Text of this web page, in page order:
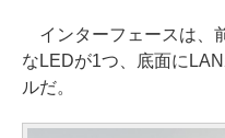
インターフェースは、
なLEDが1つ、底面に
ルだ。